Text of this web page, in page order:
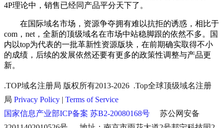
4P理论中，销售已经同产品平分天下了。
在国际域名市场，资源争夺拥有难以抗拒的诱惑，相比于
com，net，全新的顶级域名在市场中站稳脚跟的依然不多。国
内以top为代表的一批革新性资源版块，在前期确实取得不小
的成绩，后续的发展依然还要有更多的政策性调整与产品更
新。
.TOP域名注册局 版权所有2013-2026 .Top全球顶级域名注册
局 Privacy Policy | Terms of Service
国家信息产业部ICP备案 苏B2-20080168号 苏公网安备